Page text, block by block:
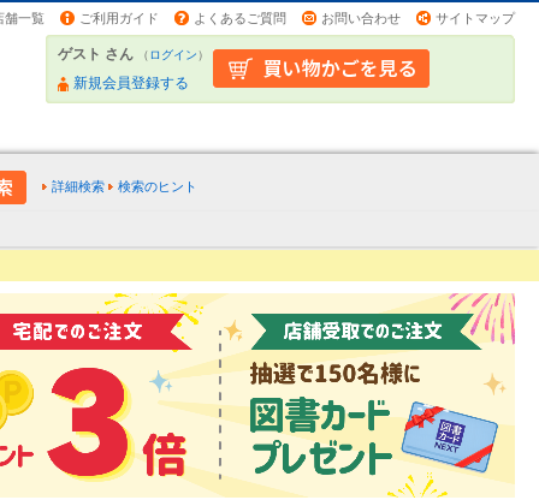
舗一覧 ご利用ガイド よくあるご質問 お問い合わせ サイトマップ
ゲスト さん （ログイン）
新規会員登録する
詳細検索 検索のヒント